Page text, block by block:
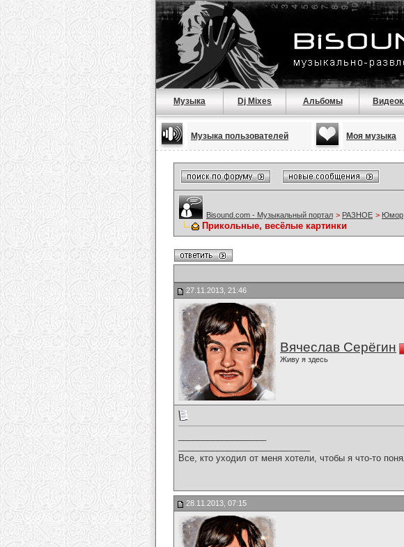
Музыка Dj Mixes Альбомы
Музыка пользователей Моя музыка
Bisound.com - Музыкальный портал > РАЗНОЕ > Юмор
Прикольные, весёлые картинки
27.11.2013, 21:46
Вячеслав Серёгин
Живу я здесь
Все, кто уходил от меня хотели, чтобы я что-то
28.11.2013, 07:15